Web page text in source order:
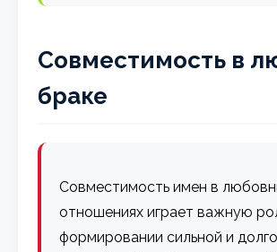
Совместимость в
браке
Совместимость имен в
отношениях играет важную
формировании сильной и